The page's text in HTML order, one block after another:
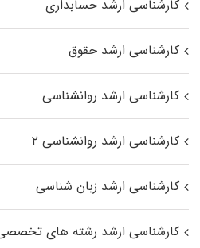
کارشناسی ارشد حسابداری
کارشناسی ارشد حقوق
کارشناسی ارشد روانشناسی
کارشناسی ارشد روانشناسی ۲
کارشناسی ارشد زبان شناسی
کارشناسی ارشد رﺷﺘﻪ ﻫﺎی تخصصی